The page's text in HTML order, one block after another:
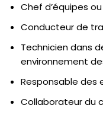
Chef d’équipes
Conducteur de
Technicien dans
environnement
Responsable des
Collaborateur du